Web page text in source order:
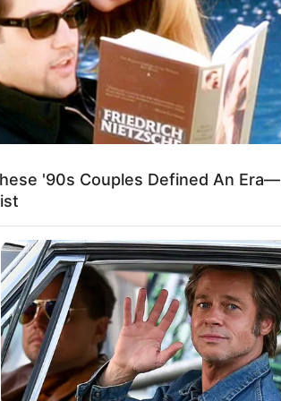
die Straßen und Gassen der
Partyzone.
'90s Couples Defined An Era—